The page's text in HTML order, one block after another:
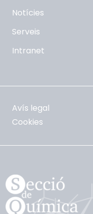
Notícies
Serveis
Intranet
Avís legal
Cookies